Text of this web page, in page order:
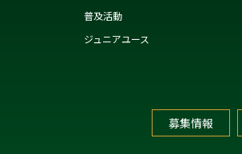
普及活動
ジュニアユース
募集情報